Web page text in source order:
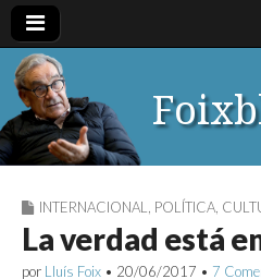
INTERNACIONAL POLÍTICA
La verdad está
por Lluís Foix • 20/06/2017 • 7